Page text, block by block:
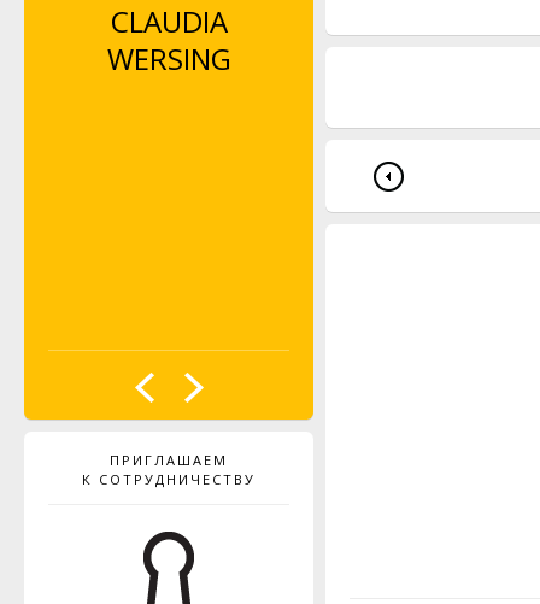
CLAUDIA
WERSING
JENNY WATSON
ПРИГЛАШАЕМ
К СОТРУДНИЧЕСТВУ